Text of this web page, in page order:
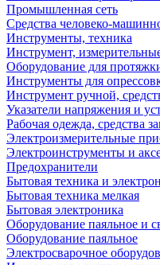
Промышленная сеть
Средства человеко-
Инструменты, техника
Инструмент,
Оборудование для
Инструменты для
Инструмент ручной,
Указатели напряжения и
Рабочая одежда, средства
Электроизмерительные
Электроинструменты и
Предохранители
Бытовая техника и
Бытовая техника мелкая
Бытовая электроника
Оборудование паяльное и
Оборудование паяльное
Электросварочное